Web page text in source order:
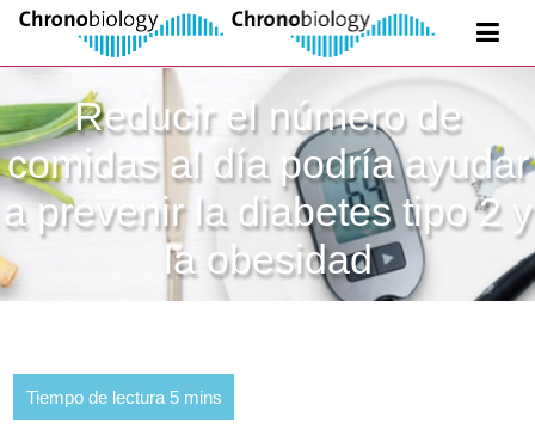
Reducir el número de
comidas al día podría ayudar
a prevenir la diabetes tipo 2 y
la obesidad